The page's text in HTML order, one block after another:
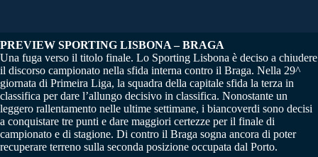
PREVIEW SPORTING LISBONA – BRAGA
Una fuga verso il titolo finale. Lo Sporting Lisbona è deciso a chiudere
il discorso campionato nella sfida interna contro il Braga. Nella 29^
giornata di Primeira Liga, la squadra della capitale sfida la terza in
classifica per dare l’allungo decisivo in classifica. Nonostante un
leggero rallentamento nelle ultime settimane, i biancoverdi sono decisi
a conquistare tre punti e dare maggiori certezze per il finale di
campionato e di stagione. Di contro il Braga sogna ancora di poter
recuperare terreno sulla seconda posizione occupata dal Porto.